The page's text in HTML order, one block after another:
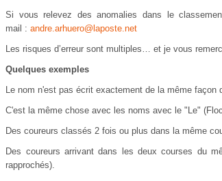
Si vous relevez des anomalies dans le
mail :andre.arhuero@laposte.net
Les risques d’erreur sont multiples… et je vous
Quelques exemples
Le nom n'est pas écrit exactement de la même façon
C'est la même chose avec les noms avec le "Le"
Des coureurs classés 2 fois ou plus dans la même
Des coureurs arrivant dans les deux courses du
rapprochés).